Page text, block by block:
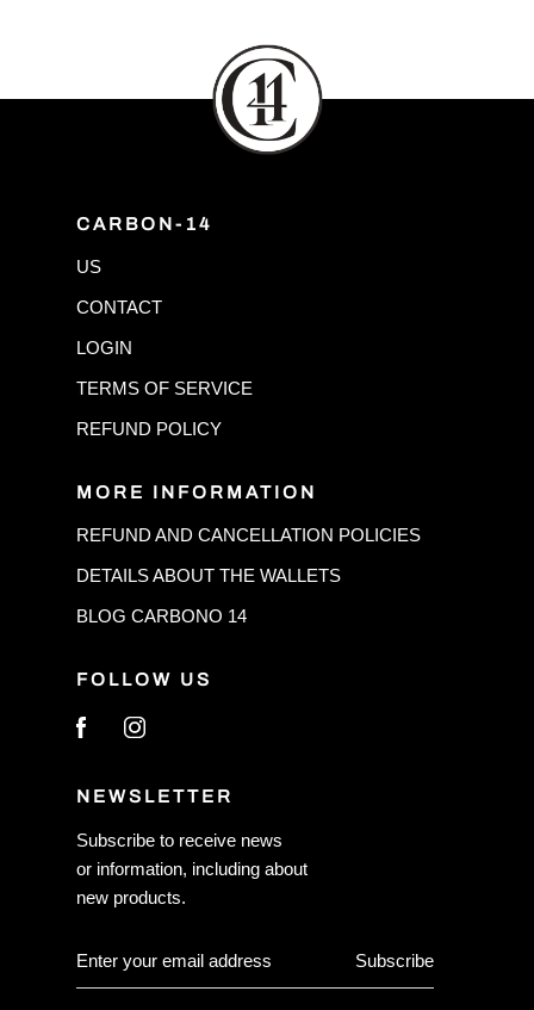
CARBON-14
US
CONTACT
LOGIN
TERMS OF SERVICE
REFUND POLICY
MORE INFORMATION
REFUND AND CANCELLATION POLICIES
DETAILS ABOUT THE WALLETS
BLOG CARBONO 14
FOLLOW US
NEWSLETTER
Subscribe to receive news
or information, including about
new products.
Subscribe